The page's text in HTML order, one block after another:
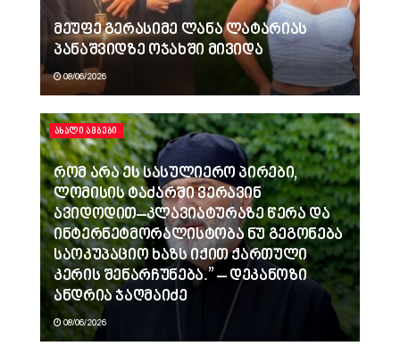
მეუფე გერასიმე ლანა ლატარიას
პანაშვიდზე ოჯახში მივიდა
08/06/2026
ᲐᲮᲐᲚᲘ ᲐᲛᲑᲔᲑᲘ
რომ არა ეს სასულიერო პირები,
ლომისის ტაძარში ვერავინ
ავიდოდით–კლავიატურაზე წერა და
ინტერნეტმორალისტობა ნუ გეგონება
საოკუპაციო ხაზს იქით ქართული
კერის შენარჩუნება.” – დეკანოზი
ანდრია ჯაღმაიძე
08/06/2026